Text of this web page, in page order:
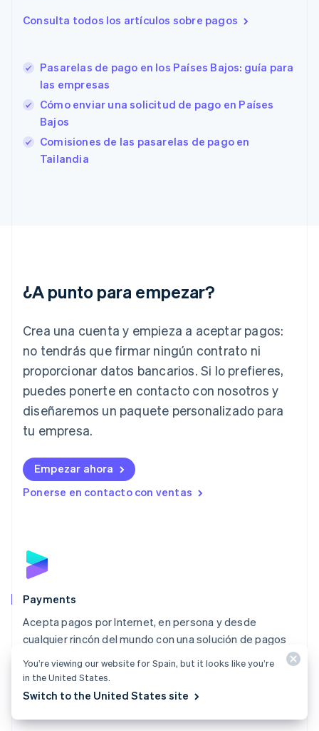
Consulta todos los artículos sobre pagos
Pasarelas de pago en los Países Bajos: guía para
las empresas
Cómo enviar una solicitud de pago en Países
Bajos
Comisiones de las pasarelas de pago en
Tailandia
¿A punto para empezar?
Crea una cuenta y empieza a aceptar pagos:
no tendrás que firmar ningún contrato ni
proporcionar datos bancarios. Si lo prefieres,
puedes ponerte en contacto con nosotros y
diseñaremos un paquete personalizado para
tu empresa.
Empezar ahora
Ponerse en contacto con ventas
Payments
Acepta pagos por Internet, en persona y desde
cualquier rincón del mundo con una solución de pagos
Explorar Payments
English
España
Estados Unidos
English Español简体中文
Estonia
Finlandia
EnglishSvenska
India
English
Italia
ItalianoEnglish
Japón
日本語 English
Letonia
Liechtenstein
Lituania
English
Luxemburgo
Malta
English
EspañolEnglish
English
Nueva Zelanda
Países Bajos
NederlandsEnglish
Polonia
You’re viewing our website for Spain, but it looks like you’re
in the United States.
Switch to the United States site